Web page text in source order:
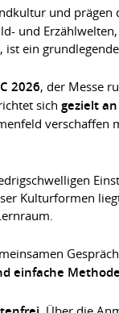
und
und
ein
2026, der Messe
sich gezielt
verschaffen
Kulturformen
einfache